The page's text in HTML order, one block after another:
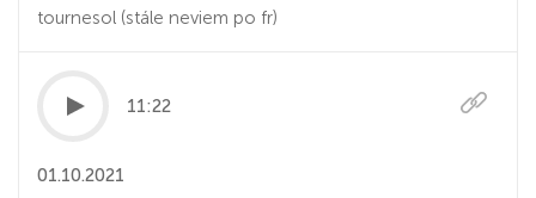
tournesol (stále neviem po fr)
11:22
01.10.2021